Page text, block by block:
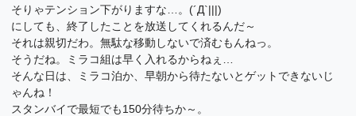
そりゃテンション下がりますな…。(´Д`|||)
にしても、終了したことを放送してくれるんだ～
それは親切だわ。無駄な移動しないで済むもんねっ。
そうだね。ミラコ組は早く入れるからねぇ…
そんな日は、ミラコ泊か、早朝から待たないとゲットできないじ
ゃんね！
スタンバイで最短でも150分待ちか～。